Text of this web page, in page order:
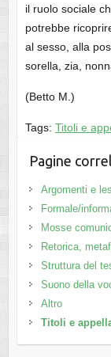
il ruolo sociale
potrebbe
al sesso, alla
sorella, zia,
(Betto M.)
Tags: Titoli e
Pagine
Argomenti e
Formale/
Mosse
Retorica,
Struttura del
Suono della
Altro
Titoli e